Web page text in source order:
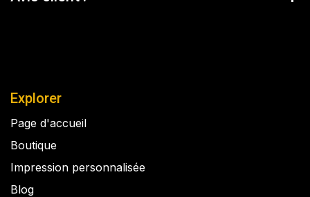
Explorer
Page d'accueil
Boutique
Impression personnalisée
Blog